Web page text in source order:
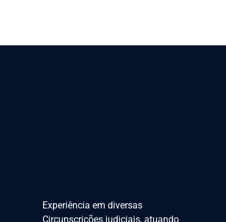
Experiência em diversas
Circunscrições judiciais, atuando